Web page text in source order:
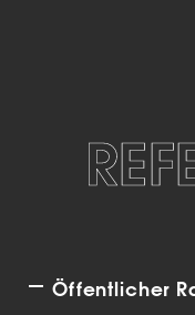
Öffentlicher